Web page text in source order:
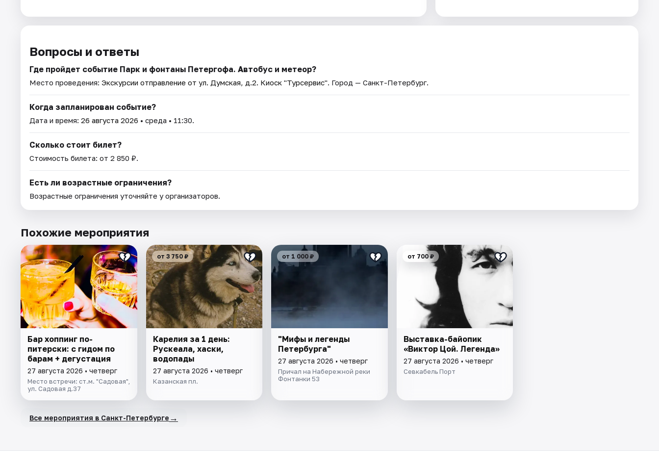
Вопросы и ответы
Где пройдет событие Парк и фонтаны Петергофа. Автобус и метеор?
Место проведения: Экскурсии отправление от ул. Думская, д.2. Киоск "Турсервис". Город — Санкт-Петербург.
Когда запланирован событие?
Дата и время: 26 августа 2026 • среда • 11:30.
Сколько стоит билет?
Стоимость билета: от 2 850 ₽.
Есть ли возрастные ограничения?
Возрастные ограничения уточняйте у организаторов.
Похожие мероприятия
Бар хоппинг по-
питерски: с гидом по
барам + дегустация
27 августа 2026 • четверг
Место встречи: ст.м. "Садовая",
ул. Садовая д.37
от 3 750 ₽
Карелия за 1 день:
Рускеала, хаски,
водопады
27 августа 2026 • четверг
Казанская пл.
от 1 000 ₽
"Мифы и легенды
Петербурга"
27 августа 2026 • четверг
Причал на Набережной реки
Фонтанки 53
от 700 ₽
Выставка-байопик
«Виктор Цой. Легенда»
27 августа 2026 • четверг
Севкабель Порт
Все мероприятия в Санкт-Петербурге →